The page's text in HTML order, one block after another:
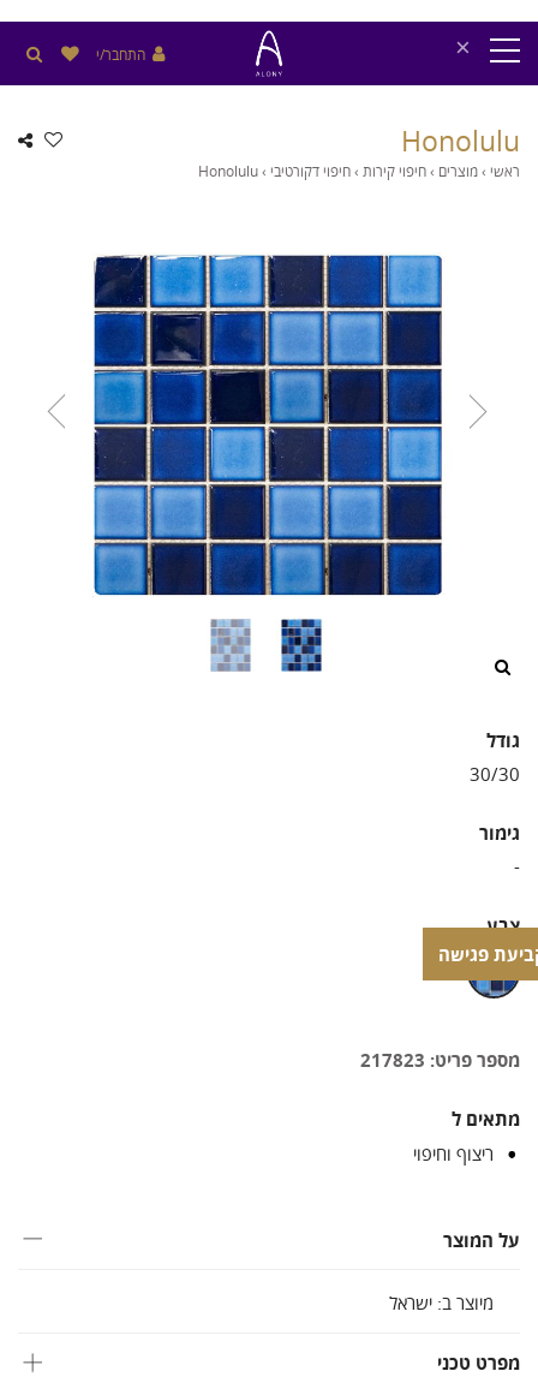
× התחבר/י
Honolulu
ראשי ›מוצרים ›חיפוי קירות ›חיפוי דקורטיבי ›
Honolulu
גודל
גימור
צבע
מספר פריט: 217823
מתאים ל
ריצוף וחיפוי
על המוצר
מיוצר ב: ישראל
מפרט טכני
פגישה
פגישה